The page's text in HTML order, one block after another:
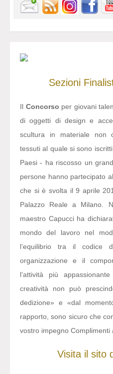
Sezioni
Il Concorso per giovani
di oggetti di design e
scultura in materiale non
tessuti al quale si sono
Paesi - ha riscosso un
persone hanno partecipato
che si è svolta il 9 aprile
Palazzo Reale a Milano.
maestro Capucci ha
mondo del lavoro nel
l’equilibrio tra il codice
organizzazione e il
l’attività più
creatività non può
dedizione» e «dal
rapporto, sono sicuro che
vostro impegno Complimenti
Visita il sito